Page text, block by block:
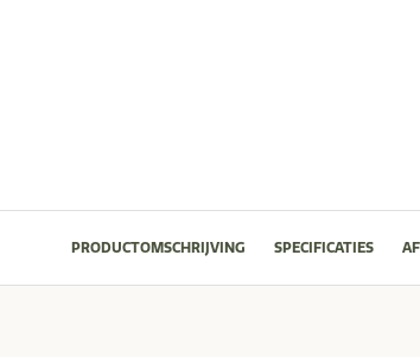
PRODUCTOMSCHRIJVING SPECIFICATIES